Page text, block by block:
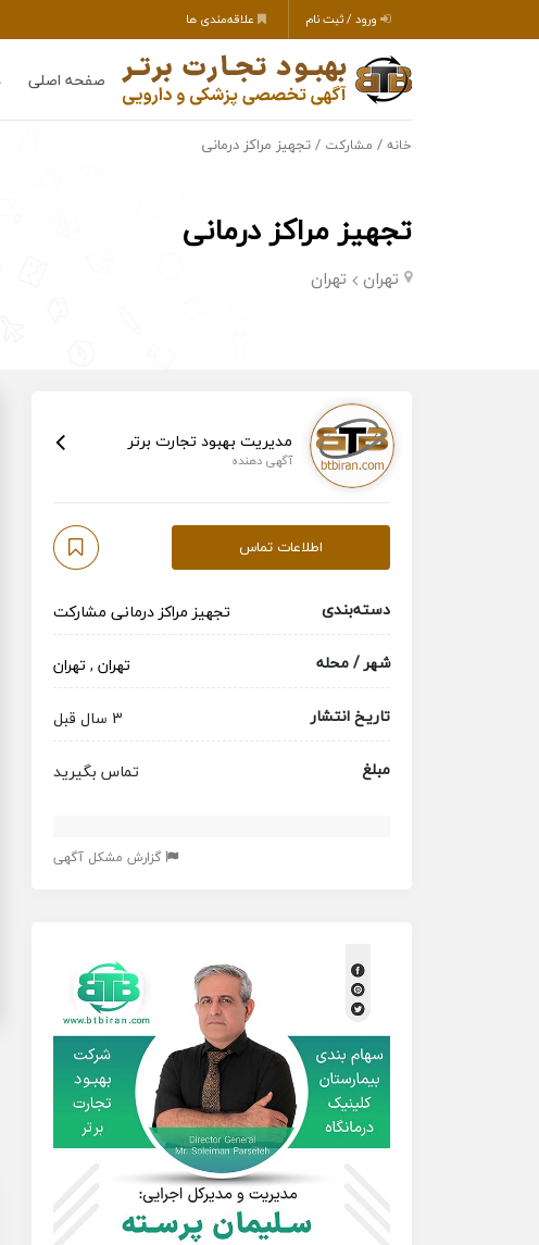
ورود / ثبت نام علاقه‌مندی ها
صفحه اصلی
خانه / مشارکت / تجهیز مراکز درمانی
تجهیز مراکز درمانی
تهران تهران
مدیریت بهبود تجارت برتر
آگهی دهنده
اطلاعات تماس
دسته‌بندی تجهیز مراکز درمانی مشارکت
شهر / محله
تهران , تهران
تاریخ انتشار
3 سال قبل
مبلغ
تماس بگیرید
گزارش مشکل آگهی